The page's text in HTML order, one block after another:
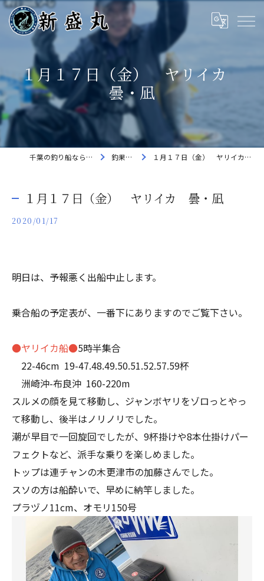
１月１７日（金） ヤリイカ
曇・凪
千葉の釣り船なら新盛丸 釣果速報 １月１７日（金） ヤリイカ 曇・凪
１月１７日（金） ヤリイカ 曇・凪
2020/01/17
明日は、予報悪く出船中止します。
乗合船の予定表が、一番下にありますのでご覧下さい。
●ヤリイカ船●5時半集合
22-46cm 19-47.48.49.50.51.52.57.59杯
洲崎沖-布良沖 160-220m
スルメの顔を見て移動し、ジャンボヤリをゾロっとやっ
て移動し、後半はノリノリでした。
潮が早目で一回旋回でしたが、9杯掛けや8本仕掛けパー
フェクトなど、派手な乗りを楽しめました。
トップは連チャンの木更津市の加藤さんでした。
スソの方は船酔いで、早めに納竿しました。
プラヅノ11cm、オモリ150号